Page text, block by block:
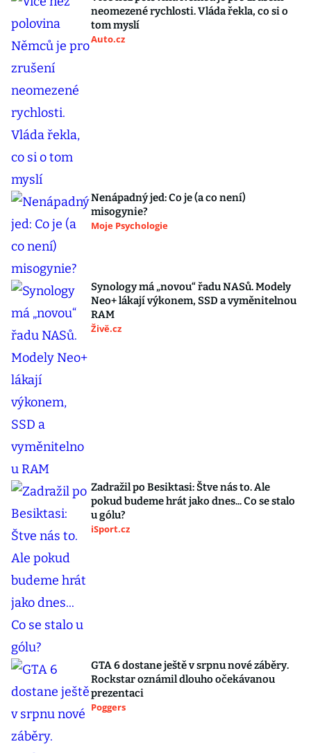
neomezené rychlosti. Vláda řekla, co si o
tom myslí
Auto.cz
Nenápadný jed: Co je (a co není)
misogynie?
Moje Psychologie
Synology má „novou“ řadu NASů. Modely
Neo+ lákají výkonem, SSD a vyměnitelnou
RAM
Živě.cz
Zadražil po Besiktasi: Štve nás to. Ale
pokud budeme hrát jako dnes... Co se stalo
u gólu?
iSport.cz
GTA 6 dostane ještě v srpnu nové záběry.
Rockstar oznámil dlouho očekávanou
prezentaci
Poggers